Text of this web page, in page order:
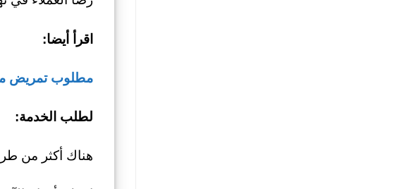
اقرأ أيضا:
مطلوب تمريض منزلي محترفة 100٪..
لطلب الخدمة:
هناك أكثر من